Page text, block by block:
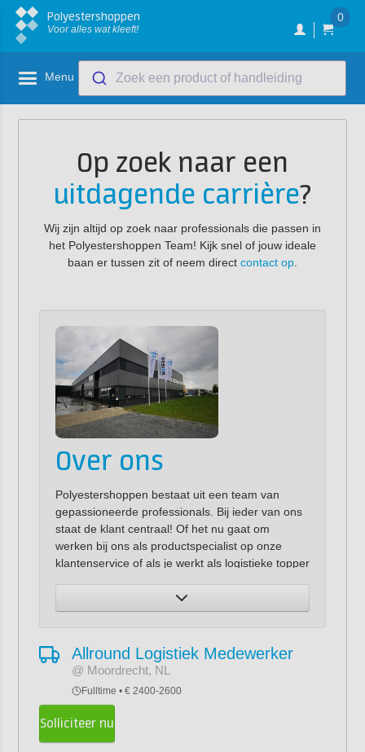
Polyestershoppen
Voor alles wat kleeft!
0
Menu Zoek een product of handleiding
Op zoek naar een
uitdagende carrière?
Wij zijn altijd op zoek naar professionals die passen in
het Polyestershoppen Team! Kijk snel of jouw ideale
baan er tussen zit of neem direct contact op
Allround Logistiek Medewerker
@ Moordrecht, NL
Fulltime • € 2400-2600
Solliciteer nu
Over ons
Polyestershoppen bestaat uit een team van
gepassioneerde professionals. Bij ieder van ons
staat de klant centraal! Of het nu gaat om
werken bij ons als productspecialist op onze
klantenservice of als je werkt als logistieke topper
er naar om elk project van onze klant tot een
succes te maken. Hun succes is ons succes!
Dit begint met het geven van deskundig advies
maar ook een snelle levering van de juiste
producten is belangrijk. Onze productie afdeling
zorgt ervoor dat onze producten voldoende
hoge kwaliteitsstandaard. Elke dag weer.